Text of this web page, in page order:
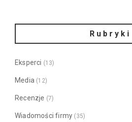
Rubryki
Eksperci (13)
Media (12)
Recenzje (7)
Wiadomości firmy (35)